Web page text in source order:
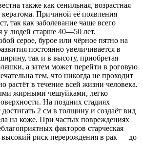
также как сенильная, возрастная
кератома. Причиной её появления
так как заболевание чаще всего
у людей старше 40—50 лет.
серое, бурое или чёрное пятно на
постоянно увеличивается в
так и в высоту, приобретая
а затем может перейти в роговую
тем, что никогда не проходит
растёт в течение всей жизни человека.
жирными чешуйками, легко
На поздних стадиях
2 см в толщину и создаёт вид
на коже. При частых повреждениях
факторов старческая
высокий риск перерождения в рак — до